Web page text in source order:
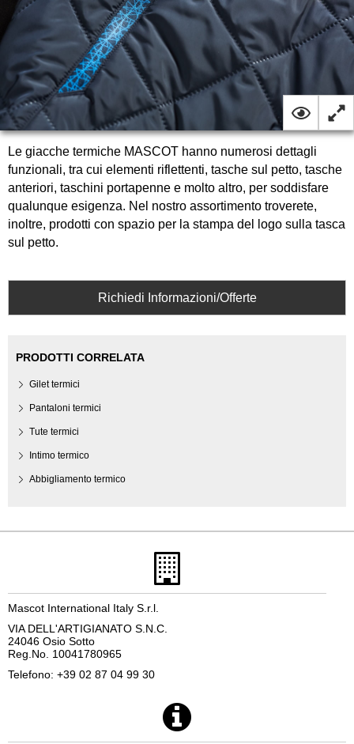
Le giacche termiche MASCOT hanno numerosi dettagli
funzionali, tra cui elementi riflettenti, tasche sul petto, tasche
anteriori, taschini portapenne e molto altro, per soddisfare
qualunque esigenza. Nel nostro assortimento troverete,
inoltre, prodotti con spazio per la stampa del logo sulla tasca
sul petto.
Richiedi Informazioni/Offerte
PRODOTTI CORRELATA
Gilet termici
Pantaloni termici
Tute termici
Intimo termico
Abbigliamento termico
Mascot International Italy S.r.l.
VIA DELL'ARTIGIANATO S.N.C.
24046 Osio Sotto
Reg.No. 10041780965
Telefono: +39 02 87 04 99 30